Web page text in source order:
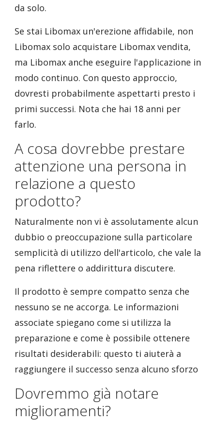
da solo.
Se stai Libomax un'erezione affidabile, non
Libomax solo acquistare Libomax vendita,
ma Libomax anche eseguire l'applicazione in
modo continuo. Con questo approccio,
dovresti probabilmente aspettarti presto i
primi successi. Nota che hai 18 anni per
farlo.
A cosa dovrebbe prestare
attenzione una persona in
relazione a questo
prodotto?
Naturalmente non vi è assolutamente alcun
dubbio o preoccupazione sulla particolare
semplicità di utilizzo dell'articolo, che vale la
pena riflettere o addirittura discutere.
Il prodotto è sempre compatto senza che
nessuno se ne accorga. Le informazioni
associate spiegano come si utilizza la
preparazione e come è possibile ottenere
risultati desiderabili: questo ti aiuterà a
raggiungere il successo senza alcuno sforzo
Dovremmo già notare
miglioramenti?